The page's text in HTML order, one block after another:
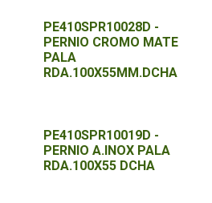
PE410SPR10028D -
PERNIO CROMO MATE
PALA
RDA.100X55MM.DCHA
PE410SPR10019D -
PERNIO A.INOX PALA
RDA.100X55 DCHA